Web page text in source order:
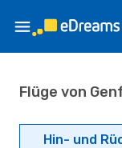
Flüge von
Hin- und